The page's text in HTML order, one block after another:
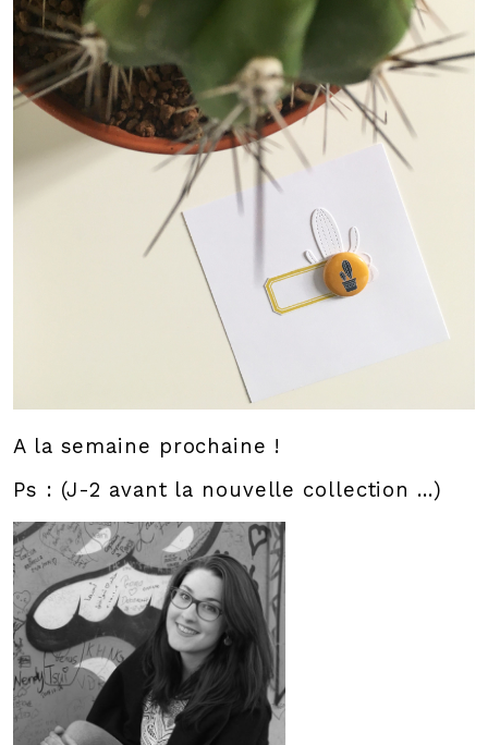
A la semaine prochaine !
Ps : (J-2 avant la nouvelle collection ...)